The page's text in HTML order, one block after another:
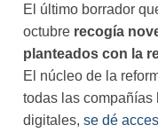
El último borrador
octubre recogía
planteados con la
El núcleo de la
todas las compañías
digitales, se dé